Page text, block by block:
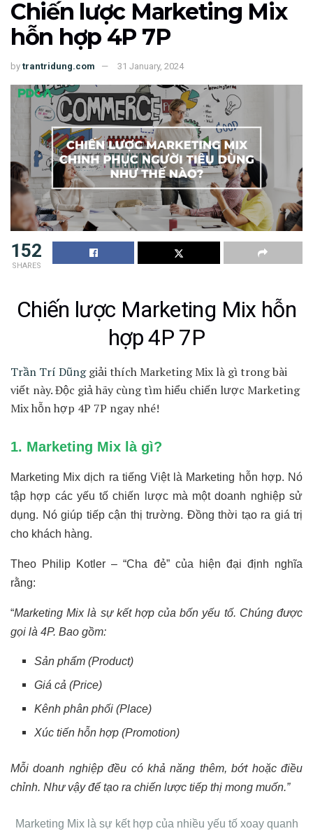
Chiến lược Marketing Mix
hỗn hợp 4P 7P
by trantridung.com 31 January, 2024
152
SHARES
Chiến lược Marketing Mix hỗn
hợp 4P 7P
Trần Trí Dũnggiải thích Marketing Mix là gì trong bài
viết này. Độc giả hãy cùng tìm hiểu chiến lược Marketing
Mix hỗn hợp 4P 7P ngay nhé!
1. Marketing Mix là gì?
Marketing Mix dịch ra tiếng Việt là Marketing hỗn hợp. Nó
tập hợp các yếu tố chiến lược mà một doanh nghiệp sử
dụng. Nó giúp tiếp cận thị trường. Đồng thời tạo ra giá trị
cho khách hàng.
Theo Philip Kotler – “Cha đẻ” của hiện đại định nghĩa
rằng:
“Marketing Mix là sự kết hợp của bốn yếu tố. Chúng được
gọi là 4P. Bao gồm:
Sản phẩm (Product)
Giá cả (Price)
Kênh phân phối (Place)
Xúc tiến hỗn hợp (Promotion)
Mỗi doanh nghiệp đều có khả năng thêm, bớt hoặc điều
chỉnh. Như vậy để tạo ra chiến lược tiếp thị mong muốn.”
Marketing Mix là sự kết hợp của nhiều yếu tố xoay quanh